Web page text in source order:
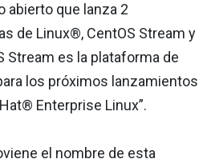
abierto que lanza 2
de Linux®, CentOS Stream y
Stream es la plataforma de
los próximos lanzamientos
Enterprise Linux”.
el nombre de esta